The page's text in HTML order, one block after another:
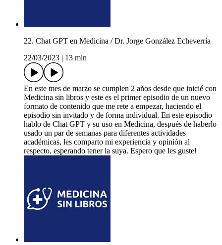
22. Chat GPT en Medicina / Dr. Jorge González Echeverría
22/03/2023
13 min
En este mes de marzo se cumplen 2 años desde que inicié con
Medicina sin libros y este es el primer episodio de un nuevo
formato de contenido que me rete a empezar, haciendo el
episodio sin invitado y de forma individual. En este episodio
hablo de Chat GPT y su uso en Medicina, después de haberlo
usado un par de semanas para diferentes actividades
académicas, les comparto mi experiencia y opinión al
respecto, esperando tener la suya. Espero que les guste!